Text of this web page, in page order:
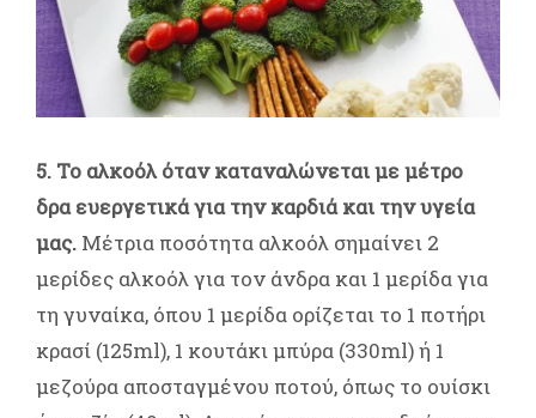
5. Το αλκοόλ όταν καταναλώνεται με μέτρο
δρα ευεργετικά για την καρδιά και την υγεία
μας. Μέτρια ποσότητα αλκοόλ σημαίνει 2
μερίδες αλκοόλ για τον άνδρα και 1 μερίδα για
τη γυναίκα, όπου 1 μερίδα ορίζεται το 1 ποτήρι
κρασί (125ml), 1 κουτάκι μπύρα (330ml) ή 1
μεζούρα αποσταγμένου ποτού, όπως το ουίσκι